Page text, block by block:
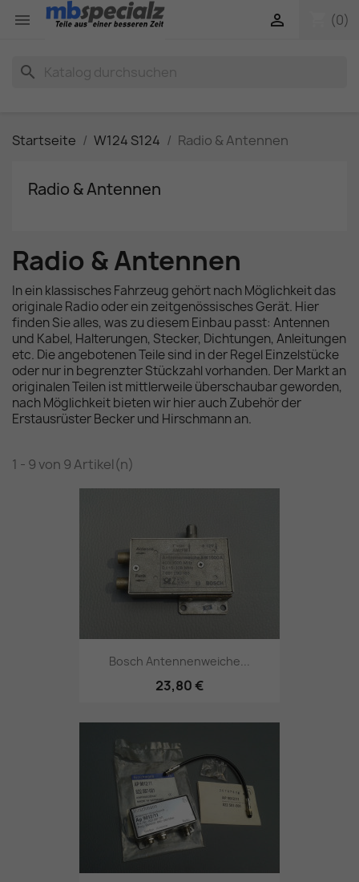
 (0)

search
Startseite W124 S124 Radio & Antennen
Radio & Antennen
Radio & Antennen
In ein klassisches Fahrzeug gehört nach Möglichkeit das
originale Radio oder ein zeitgenössisches Gerät. Hier
finden Sie alles, was zu diesem Einbau passt: Antennen
und Kabel, Halterungen, Stecker, Dichtungen, Anleitungen
etc. Die angebotenen Teile sind in der Regel Einzelstücke
oder nur in begrenzter Stückzahl vorhanden. Der Markt an
originalen Teilen ist mittlerweile überschaubar geworden,
nach Möglichkeit bieten wir hier auch Zubehör der
Erstausrüster Becker und Hirschmann an.
1 - 9 von 9 Artikel(n)
Bosch Antennenweiche...
23,80 €